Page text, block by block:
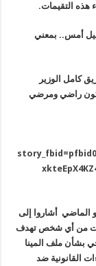
هذه التقيمات.
قيل أمس.. بمعني
كامل الوزير
يكون راضي ومرضي
من أي شخص تهدف
بشأن ملف المينا
القانونية ضد